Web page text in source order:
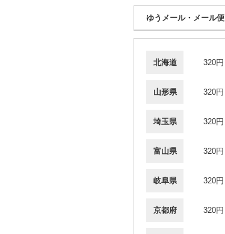
ゆうメール・メール便
北海道 320円
山形県 320円
埼玉県 320円
富山県 320円
岐阜県 320円
京都府 320円